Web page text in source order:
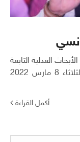
العدلية التابعة
لاقليم الحرس الوطني بنابل قامت أمس الثلاثاء 8 مارس 2022
أكمل القراءة